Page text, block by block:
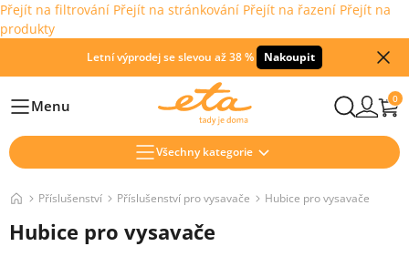
Přejít na filtrování Přejít na stránkování Přejít na řazení Přejít na
produkty
Letní výprodej se slevou až 38 % Nakoupit
HlavníMenu 0
Všechny kategorie
Příslušenství Příslušenství pro vysavače Hubice pro vysavače
Hubice pro vysavače